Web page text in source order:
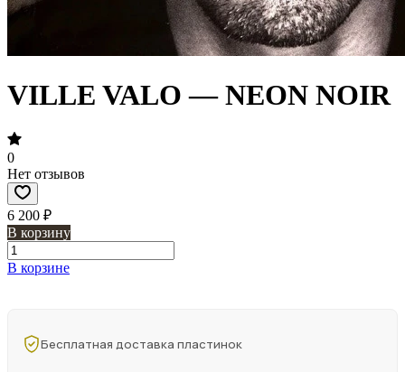
VILLE VALO — NEON NOIR
0
Нет отзывов
6 200 ₽
В корзину
В корзине
Бесплатная доставка пластинок